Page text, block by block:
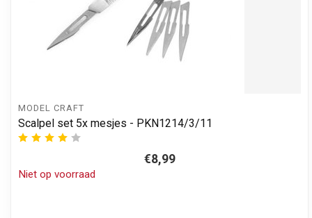
MODEL CRAFT
Scalpel set 5x mesjes - PKN1214/3/11
€8,99
Niet op voorraad